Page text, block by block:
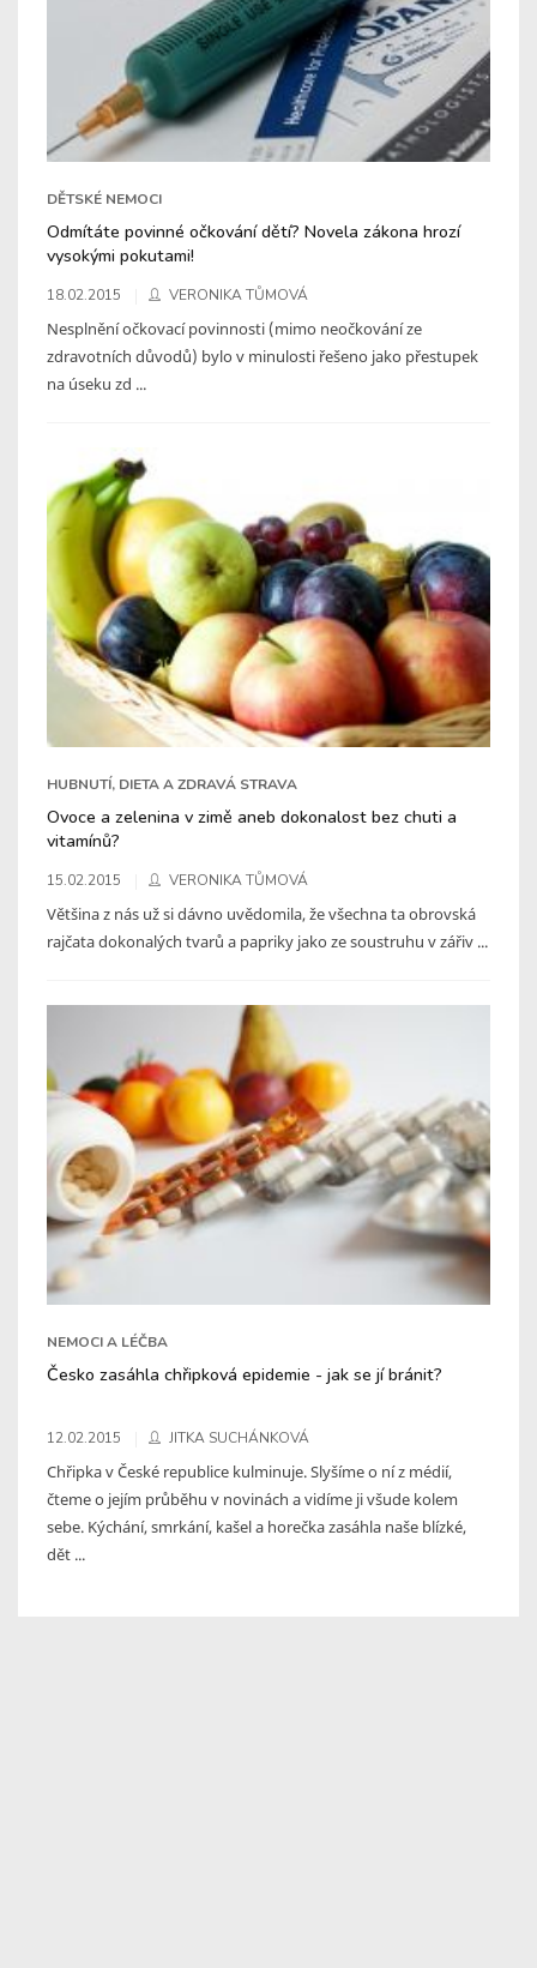
DĚTSKÉ NEMOCI
Odmítáte povinné očkování dětí? Novela zákona hrozí
vysokými pokutami!
18.02.2015 VERONIKA TŮMOVÁ
Nesplnění očkovací povinnosti (mimo neočkování ze
zdravotních důvodů) bylo v minulosti řešeno jako přestupek
na úseku zd ...
HUBNUTÍ, DIETA A ZDRAVÁ STRAVA
Ovoce a zelenina v zimě aneb dokonalost bez chuti a
vitamínů?
15.02.2015 VERONIKA TŮMOVÁ
Většina z nás už si dávno uvědomila, že všechna ta obrovská
rajčata dokonalých tvarů a papriky jako ze soustruhu v zářiv ...
NEMOCI A LÉČBA
Česko zasáhla chřipková epidemie - jak se jí bránit?
12.02.2015 JITKA SUCHÁNKOVÁ
Chřipka v České republice kulminuje. Slyšíme o ní z médií,
čteme o jejím průběhu v novinách a vidíme ji všude kolem
sebe. Kýchání, smrkání, kašel a horečka zasáhla naše blízké,
dět ...